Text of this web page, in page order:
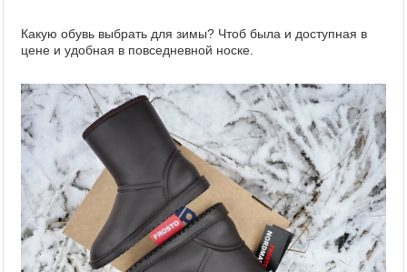
Какую обувь выбрать для зимы? Чтоб была и доступная в
цене и удобная в повседневной носке.